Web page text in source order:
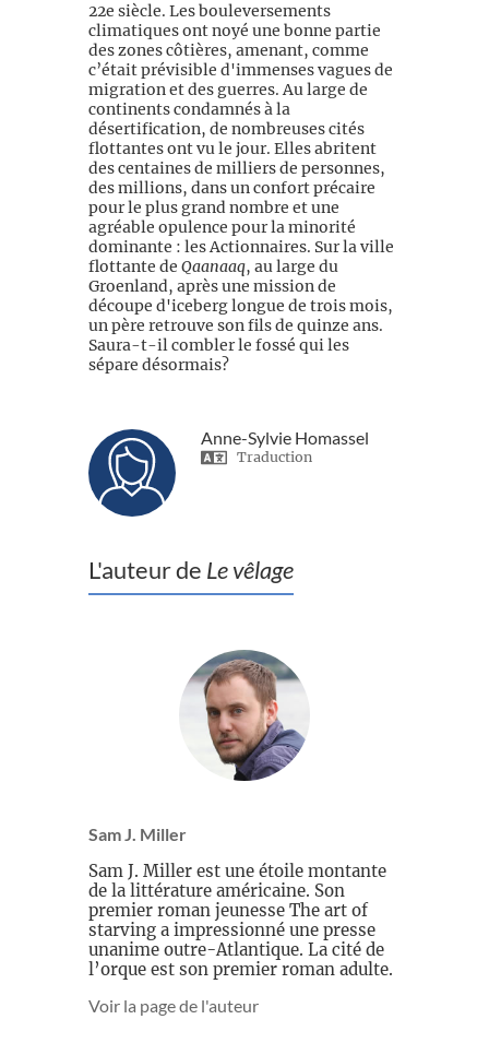
22e siècle. Les bouleversements
climatiques ont noyé une bonne partie
des zones côtières, amenant, comme
c’était prévisible d'immenses vagues de
migration et des guerres. Au large de
continents condamnés à la
désertification, de nombreuses cités
flottantes ont vu le jour. Elles abritent
des centaines de milliers de personnes,
des millions, dans un confort précaire
pour le plus grand nombre et une
agréable opulence pour la minorité
dominante : les Actionnaires. Sur la ville
flottante de Qaanaaq, au large du
Groenland, après une mission de
découpe d'iceberg longue de trois mois,
un père retrouve son fils de quinze ans.
Saura-t-il combler le fossé qui les
sépare désormais?
Anne-Sylvie Homassel
Traduction
L'auteur de Le vêlage
Sam J. Miller
Sam J. Miller est une étoile montante
de la littérature américaine. Son
premier roman jeunesse The art of
starving a impressionné une presse
unanime outre-Atlantique. La cité de
l’orque est son premier roman adulte.
Voir la page de l'auteur